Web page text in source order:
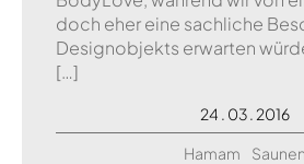
doch eher eine sachliche
Designobjekts erwarten
[…]
24 . 03 . 2016
Hamam
Saunen